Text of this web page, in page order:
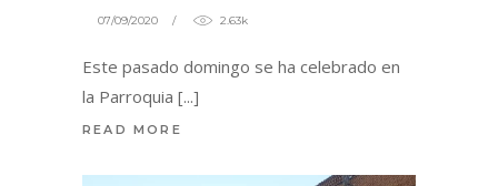
07/09/2020 2.63k
Este pasado domingo se ha celebrado en
la Parroquia
READ MORE